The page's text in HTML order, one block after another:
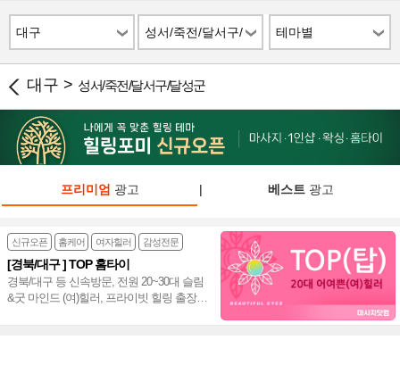
대구
성서/죽전/달서구/
달성군
테마별
대구 > 성서/죽전/달서구/달성군
프리미엄 광고 | 베스트광고
신규오픈 홈케어 여자힐러 감성전문
[경북/대구 ] TOP 홈타이
경북/대구 등 신속방문, 전원 20~30대 슬림
&굿 마인드 (여)힐러, 프라이빗 힐링 출장